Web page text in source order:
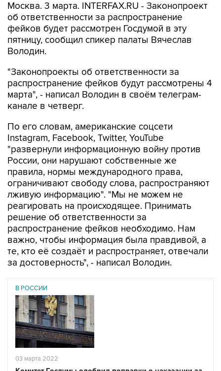
Москва. 3 марта. INTERFAX.RU - Законопроект
об ответственности за распространение
фейков будет рассмотрен Госдумой в эту
пятницу, сообщил спикер палаты Вячеслав
Володин.
"Законопроекты об ответственности за
распространение фейков будут рассмотрены 4
марта", - написал Володин в своём телеграм-
канале в четверг.
По его словам, американские соцсети
Instagram, Facebook, Twitter, YouTube
"развернули информационную войну против
России, они нарушают собственные же
правила, нормы международного права,
ограничивают свободу слова, распространяют
лживую информацию". "Мы не можем не
реагировать на происходящее. Принимать
решение об ответственности за
распространение фейков необходимо. Нам
важно, чтобы информация была правдивой, а
те, кто её создаёт и распространяет, отвечали
за достоверность", - написал Володин.
В РОССИИ
03 марта 2022